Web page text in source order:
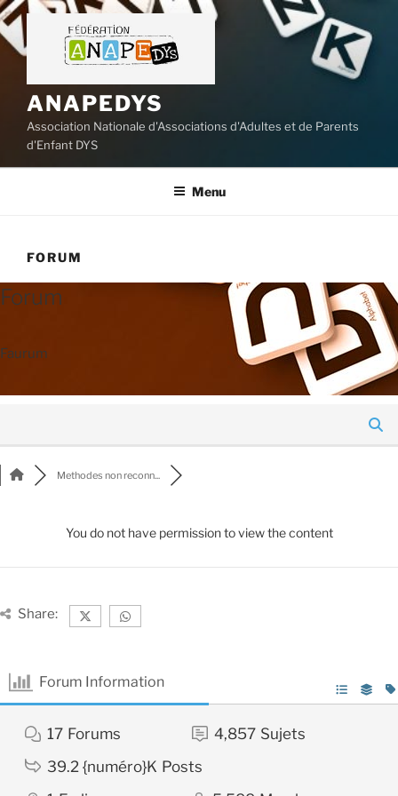
Aller
au
contenu
ANAPEDYS
Association Nationale d'Associations d'Adultes et de Parents
d'Enfant DYS
Menu
FORUM
Forum
Faurum
Methodes non reconn...
You do not have permission to view the content
Share:
Forum Information
17 Forums 4,857 Sujets
39.2 {numéro}K Posts